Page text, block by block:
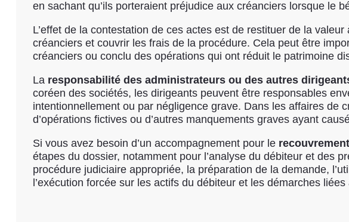
en sachant qu’ils porteraient préjudice aux créanciers lorsque le
L’effet de la contestation de ces actes est de restituer de la
créanciers et couvrir les frais de la procédure. Cela peut être
créanciers ou conclu des opérations qui ont réduit le patrimoine
La responsabilité des administrateurs ou des autres
coréen des sociétés, les dirigeants peuvent être responsables
intentionnellement ou par négligence grave. Dans les affaires de
d’opérations fictives ou d’autres manquements graves ayant
Si vous avez besoin d’un accompagnement pour le
étapes du dossier, notamment pour l’analyse du débiteur et des
procédure judiciaire appropriée, la préparation de la demande,
l’exécution forcée sur les actifs du débiteur et les démarches liées